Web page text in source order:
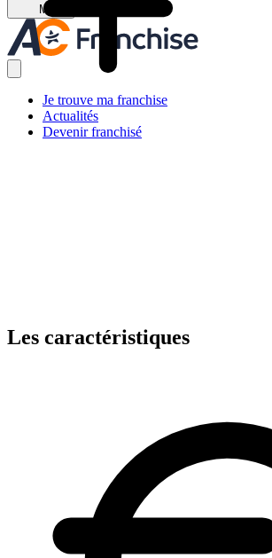
Menu
Je trouve ma franchise
Actualités
Devenir franchisé
Les caractéristiques